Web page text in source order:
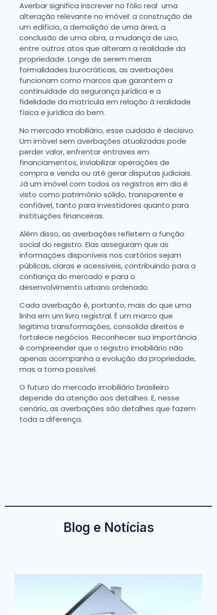
Averbar significa inscrever no fólio real uma
alteração relevante no imóvel: a construção de
um edifício, a demolição de uma área, a
conclusão de uma obra, a mudança de uso,
entre outros atos que alteram a realidade da
propriedade. Longe de serem meras
formalidades burocráticas, as averbações
funcionam como marcos que garantem a
continuidade da segurança jurídica e a
fidelidade da matrícula em relação à realidade
física e jurídica do bem.
No mercado imobiliário, esse cuidado é decisivo.
Um imóvel sem averbações atualizadas pode
perder valor, enfrentar entraves em
financiamentos, inviabilizar operações de
compra e venda ou até gerar disputas judiciais.
Já um imóvel com todos os registros em dia é
visto como patrimônio sólido, transparente e
confiável, tanto para investidores quanto para
instituições financeiras.
Além disso, as averbações refletem a função
social do registro. Elas asseguram que as
informações disponíveis nos cartórios sejam
públicas, claras e acessíveis, contribuindo para a
confiança do mercado e para o
desenvolvimento urbano ordenado.
Cada averbação é, portanto, mais do que uma
linha em um livro registral. É um marco que
legitima transformações, consolida direitos e
fortalece negócios. Reconhecer sua importância
é compreender que o registro imobiliário não
apenas acompanha a evolução da propriedade,
mas a torna possível.
O futuro do mercado imobiliário brasileiro
depende da atenção aos detalhes. E, nesse
cenário, as averbações são detalhes que fazem
toda a diferença.
Blog e Notícias